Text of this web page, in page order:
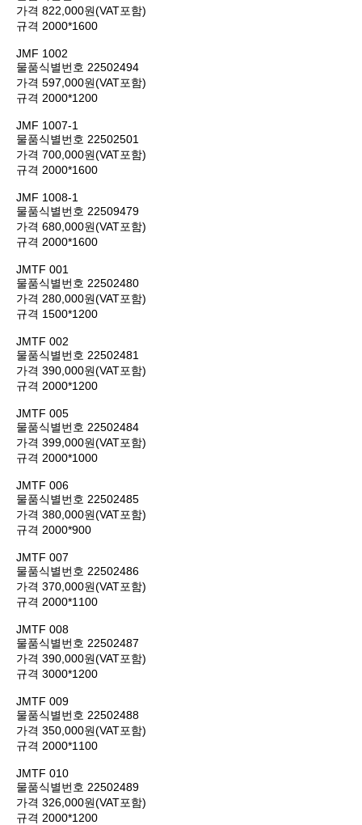
가격 822,000원(VAT포함)
규격 2000*1600
JMF 1002
물품식별번호 22502494
가격 597,000원(VAT포함)
규격 2000*1200
JMF 1007-1
물품식별번호 22502501
가격 700,000원(VAT포함)
규격 2000*1600
JMF 1008-1
물품식별번호 22509479
가격 680,000원(VAT포함)
규격 2000*1600
JMTF 001
물품식별번호 22502480
가격 280,000원(VAT포함)
규격 1500*1200
JMTF 002
물품식별번호 22502481
가격 390,000원(VAT포함)
규격 2000*1200
JMTF 005
물품식별번호 22502484
가격 399,000원(VAT포함)
규격 2000*1000
JMTF 006
물품식별번호 22502485
가격 380,000원(VAT포함)
규격 2000*900
JMTF 007
물품식별번호 22502486
가격 370,000원(VAT포함)
규격 2000*1100
JMTF 008
물품식별번호 22502487
가격 390,000원(VAT포함)
규격 3000*1200
JMTF 009
물품식별번호 22502488
가격 350,000원(VAT포함)
규격 2000*1100
JMTF 010
물품식별번호 22502489
가격 326,000원(VAT포함)
규격 2000*1200